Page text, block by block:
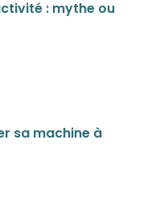
: mythe ou
sa machine à